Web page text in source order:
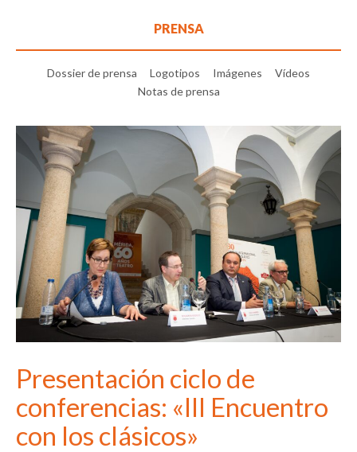
PRENSA
Dossier de prensa Logotipos Imágenes
Vídeos
Notas de prensa
Presentación ciclo de
conferencias: «III Encuentro
con los clásicos»